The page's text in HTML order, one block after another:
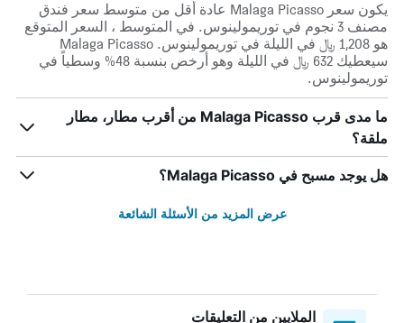
يكون سعر Malaga Picasso عادة أقل من متوسط ​​سعر فندق
مصنف 3 نجوم في توريمولينوس. في المتوسط ، السعر المتوقع
هو 1,208 ﷼ في الليلة في توريمولينوس. Malaga Picasso
سيعطيك 632 ﷼ في الليلة وهو أرخص بنسبة 48% وسطياً في
توريمولينوس.
ما مدى قرب Malaga Picasso من أقرب مطار، مطار
ملقة؟
هل يوجد مسبح في Malaga Picasso؟
عرض المزيد من الأسئلة الشائعة
الملايين من التعليقات